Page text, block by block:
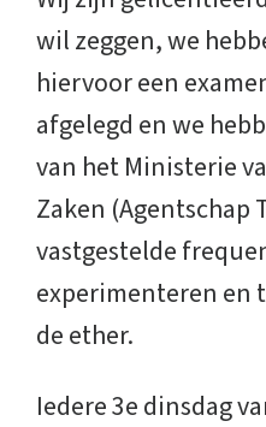
wil zeggen, we
hiervoor een
afgelegd en we
van het Ministerie
Zaken (Agentschap
vastgestelde
experimenteren en
de ether.
Iedere 3e dinsdag